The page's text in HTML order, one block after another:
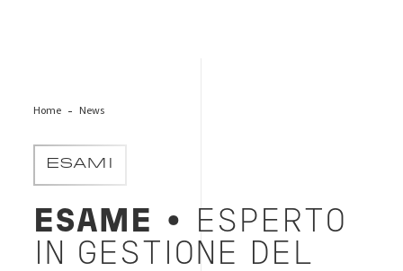
Home News
ESAMI
ESAME
• ESPERTO
IN GESTIONE DEL